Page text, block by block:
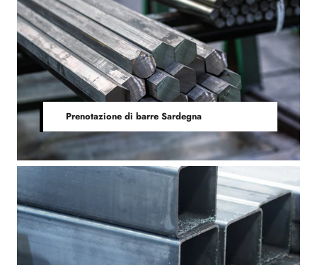
Prenotazione di barre Sardegna